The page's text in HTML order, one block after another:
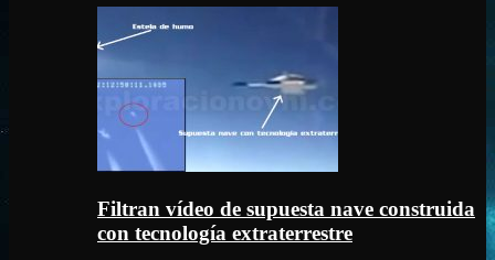
Filtran vídeo de supuesta nave construida
con tecnología extraterrestre